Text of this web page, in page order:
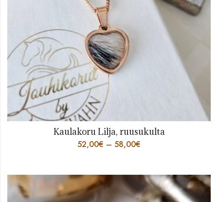
Kaulakoru Lilja, ruusukulta
52,00€ – 58,00€